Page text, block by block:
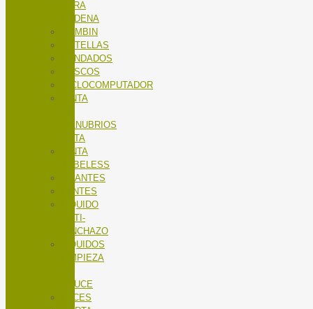
PARA
CADENA
BOMBIN
BOTELLAS
CANDADOS
CASCOS
CICLOCOMPUTADOR
CINTA
MANUBRIOS
RUTA
CINTA
TUBELESS
GUANTES
LENTES
LÍQUIDO
ANTI-
PINCHAZO
LÍQUIDOS
LIMPIEZA
SAUCE
LUCES